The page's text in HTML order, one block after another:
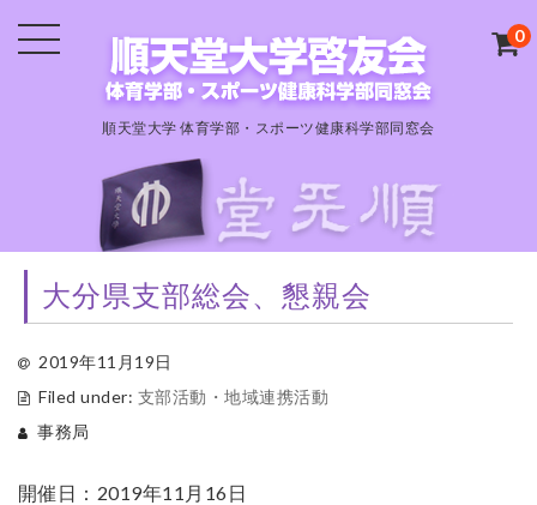
順天堂大学 体育学部・スポーツ健康科学部同窓会
0
大分県支部総会、懇親会
2019年11月19日
Filed under: 支部活動・地域連携活動
事務局
開催日：2019年11月16日